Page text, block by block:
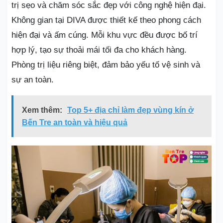
trị sẹo và chăm sóc sắc đẹp với công nghệ hiện đại.
Không gian tại DIVA được thiết kế theo phong cách
hiện đại và ấm cúng. Mỗi khu vực đều được bố trí
hợp lý, tạo sự thoải mái tối đa cho khách hàng.
Phòng trị liệu riêng biệt, đảm bảo yếu tố vệ sinh và
sự an toàn.
Xem thêm:
Top 5+ địa chỉ làm đẹp vùng kín ở
Bến Tre an toàn và hiệu quả